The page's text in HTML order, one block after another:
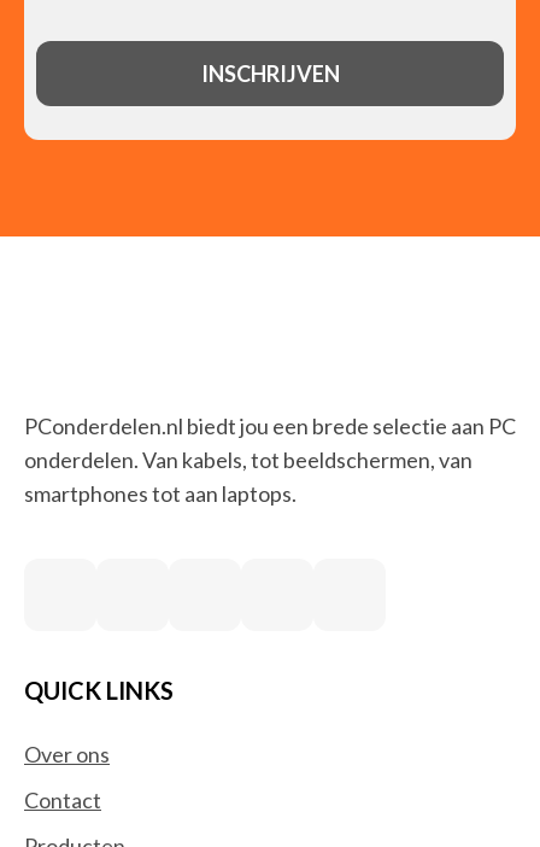
PConderdelen.nl biedt jou een brede selectie aan PC
onderdelen. Van kabels, tot beeldschermen, van
smartphones tot aan laptops.
QUICK LINKS
Over ons
Contact